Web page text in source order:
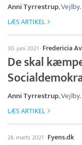
Anni Tyrrestrup, Vejlby.
LÆS ARTIKEL
30. juni 2021· Fredericia
De skal
Anni Tyrrestrup,
LÆS ARTIKEL
28. marts 2021· Fyens.dk